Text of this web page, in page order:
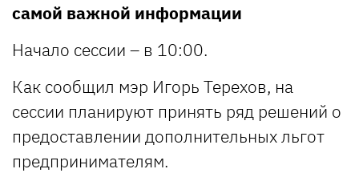
самой важной информации
Начало сессии – в 10:00.
Как сообщил мэр Игорь Терехов, на
сессии планируют принять ряд решений о
предоставлении дополнительных льгот
предпринимателям.